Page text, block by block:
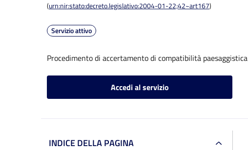
(urn:nir:stato:decreto.legislativo:2004-01-22;42~art167)
Servizio attivo
Procedimento di accertamento di compatibilità paesaggistica
Accedi al servizio
INDICE DELLA PAGINA